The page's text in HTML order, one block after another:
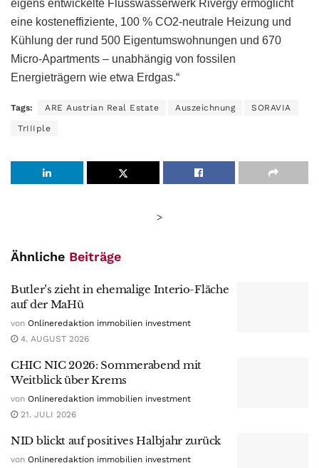
eigens entwickelte Flusswasserwerk Rivergy ermöglicht
eine kosteneffiziente, 100 % CO2-neutrale Heizung und
Kühlung der rund 500 Eigentumswohnungen und 670
Micro-Apartments – unabhängig von fossilen
Energieträgern wie etwa Erdgas.“
Tags: ARE Austrian Real Estate Auszeichnung SORAVIA
TrIIIple
>
Ähnliche Beiträge
Butler’s zieht in ehemalige Interio-Fläche
auf der MaHü
von Onlineredaktion immobilien investment
4. AUGUST 2026
CHIC NIC 2026: Sommerabend mit
Weitblick über Krems
von Onlineredaktion immobilien investment
21. JULI 2026
NID blickt auf positives Halbjahr zurück
von Onlineredaktion immobilien investment